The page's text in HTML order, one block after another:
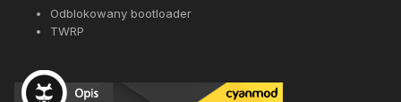
Odblokowany bootloader
TWRP